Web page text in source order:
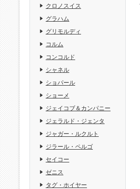
クロノスイス
グラハム
グリモルディ
コルム
コンコルド
シャネル
ショパール
ショーメ
ジェイコブ＆カンパニー
ジェラルド・ジェンタ
ジャガー・ルクルト
ジラール・ペルゴ
セイコー
ゼニス
タグ・ホイヤー